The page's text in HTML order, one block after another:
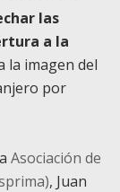
las
a la
la imagen del
por
Asociación de
, Juan